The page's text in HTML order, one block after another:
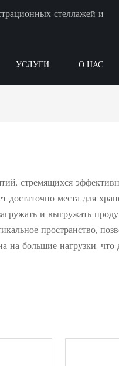
стеллажей и
УСЛУГИ О НАС
стремящихся
достаточно места для
и выгружать
пространство,
на большие нагрузки,